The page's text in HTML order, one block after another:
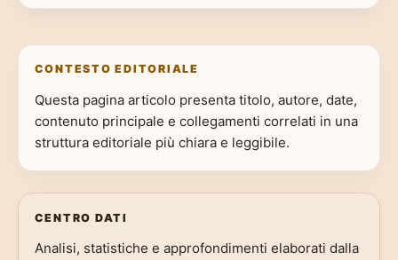
CONTESTO EDITORIALE
Questa pagina articolo presenta titolo, autore, date,
contenuto principale e collegamenti correlati in una
struttura editoriale più chiara e leggibile.
CENTRO DATI
Analisi, statistiche e approfondimenti elaborati dalla